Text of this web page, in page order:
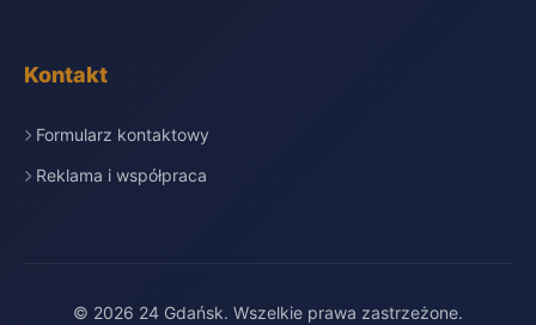
Kontakt
Formularz kontaktowy
Reklama i współpraca
© 2026 24 Gdańsk. Wszelkie prawa zastrzeżone.